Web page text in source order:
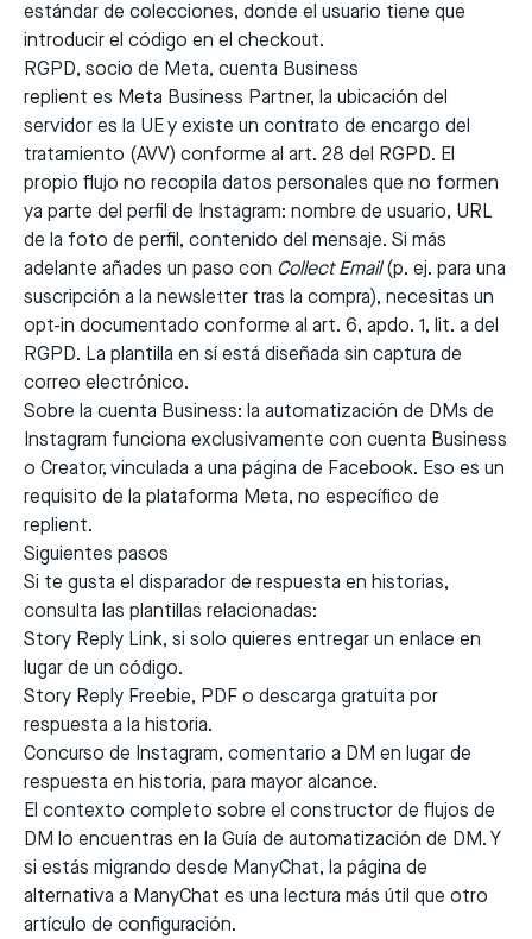
estándar de colecciones, donde el usuario tiene que
introducir el código en el checkout.
RGPD, socio de Meta, cuenta Business
replient es Meta Business Partner, la ubicación del
servidor es la UE y existe un contrato de encargo del
tratamiento (AVV) conforme al art. 28 del RGPD. El
propio flujo no recopila datos personales que no formen
ya parte del perfil de Instagram: nombre de usuario, URL
de la foto de perfil, contenido del mensaje. Si más
adelante añades un paso con Collect Email(p. ej. para una
suscripción a la newsletter tras la compra), necesitas un
opt-in documentado conforme al art. 6, apdo. 1, lit. a del
RGPD. La plantilla en sí está diseñada sin captura de
correo electrónico.
Sobre la cuenta Business: la automatización de DMs de
Instagram funciona exclusivamente con cuenta Business
o Creator, vinculada a una página de Facebook. Eso es un
requisito de la plataforma Meta, no específico de
replient.
Siguientes pasos
Si te gusta el disparador de respuesta en historias,
consulta las plantillas relacionadas:
Story Reply Link, si solo quieres entregar un enlace en
lugar de un código.
Story Reply Freebie, PDF o descarga gratuita por
respuesta a la historia.
Concurso de Instagram, comentario a DM en lugar de
respuesta en historia, para mayor alcance.
El contexto completo sobre el constructor de flujos de
DM lo encuentras en la Guía de automatización de DM. Y
si estás migrando desde ManyChat, la página de
alternativa a ManyChat es una lectura más útil que otro
artículo de configuración.